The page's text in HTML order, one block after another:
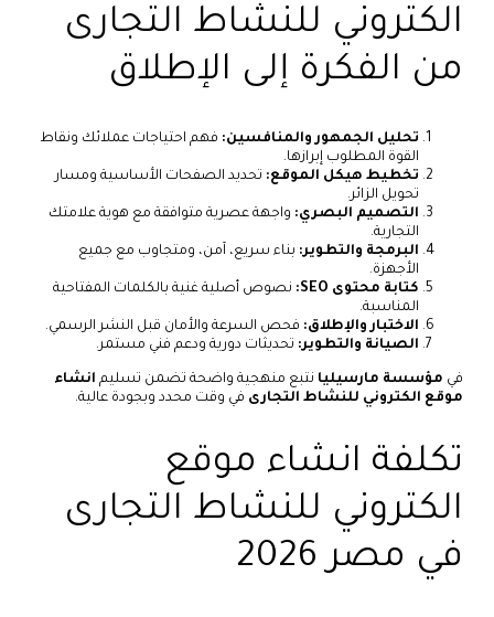
الكتروني للنشاط التجارى
من الفكرة إلى الإطلاق
تحليل الجمهور والمنافسين: فهم احتياجات عملائك ونقاط
القوة المطلوب إبرازها.
تخطيط هيكل الموقع: تحديد الصفحات الأساسية ومسار
تحويل الزائر.
التصميم البصري: واجهة عصرية متوافقة مع هوية علامتك
التجارية.
البرمجة والتطوير: بناء سريع، آمن، ومتجاوب مع جميع
الأجهزة.
كتابة محتوى SEO:
نصوص أصلية غنية بالكلمات المفتاحية
المناسبة.
الاختبار والإطلاق: فحص السرعة والأمان قبل النشر الرسمي.
الصيانة والتطوير: تحديثات دورية ودعم فني مستمر.
في مؤسسة مارسيليا نتبع منهجية واضحة تضمن تسليم انشاء
موقع الكتروني للنشاط التجارى في وقت محدد وبجودة عالية.
تكلفة انشاء موقع
الكتروني للنشاط التجارى
في مصر 2026